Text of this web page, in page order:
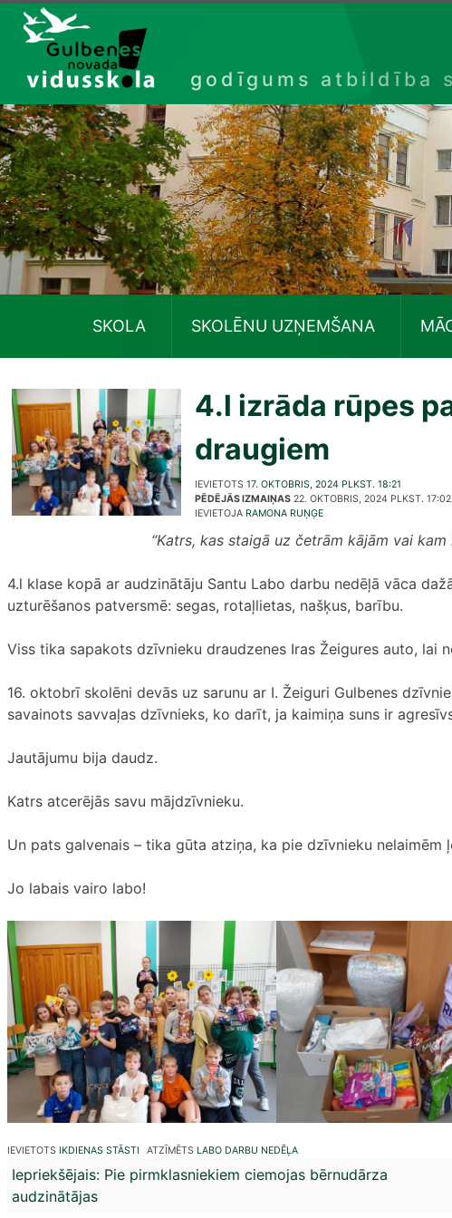
Izlaist
godīgums atbildība
SKOLA SKOLĒNU UZŅEMŠANA
4.l izrāda rūpes
draugiem
IEVIETOTS 17. OKTOBRIS, 2024 PLKST. 18:21
PĒDĒJĀS IZMAIŅAS 22. OKTOBRIS, 2024 PLKST. 17:02
IEVIETOJA RAMONA RUŅĢE
“Katrs, kas staigā uz četrām kājām vai
4.l klase kopā ar audzinātāju Santu Labo darbu nedēļā vāca
uzturēšanos patversmē: segas, rotaļlietas, našķus, barību.
Viss tika sapakots dzīvnieku draudzenes Iras Žeigures auto, lai
16. oktobrī skolēni devās uz sarunu ar I. Žeiguri Gulbenes
savainots savvaļas dzīvnieks, ko darīt, ja kaimiņa suns ir
Jautājumu bija daudz.
Katrs atcerējās savu mājdzīvnieku.
Un pats galvenais – tika gūta atziņa, ka pie dzīvnieku
Jo labais vairo labo!
IEVIETOTS IKDIENAS STĀSTI ATZĪMĒTS LABO DARBU NEDĒĻA
Ziņu
izvēlne
Iepriekšējais: Pie pirmklasniekiem ciemojas bērnudārza
audzinātājas